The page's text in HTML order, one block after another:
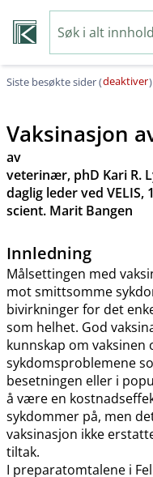
Siste besøkte sider (deaktiver)
Vaksinasjon
av
veterinær, phD Kari R.
daglig leder ved VELIS,
scient. Marit Bangen
Innledning
Målsettingen med
mot smittsomme
bivirkninger for det
som helhet. God
kunnskap om vaksinen
sykdomsproblemene
besetningen eller i
å være en
sykdommer på, men
vaksinasjon ikke
tiltak.
I preparatomtalene i